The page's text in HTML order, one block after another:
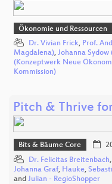
Ökonomie und Ressourcen
Dr. Vivian Frick, Prof.
Magdalena), Johanna
(Konzeptwerk Neue
Kommission)
Pitch & Thrive
Bits & Bäume Core
Dr. Felicitas Breitenbach,
Johanna Graf, Hauke,
and Julian - RegioShopper